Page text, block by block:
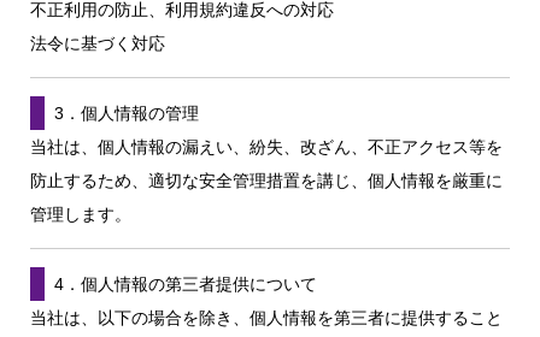
不正利用の防止、利用規約違反への対応
法令に基づく対応
3．個人情報の管理
当社は、個人情報の漏えい、紛失、改ざん、不正アクセス等を
防止するため、適切な安全管理措置を講じ、個人情報を厳重に
管理します。
4．個人情報の第三者提供について
当社は、以下の場合を除き、個人情報を第三者に提供すること